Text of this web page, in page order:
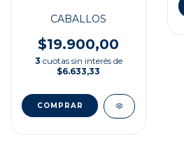
CABALLOS
$19.900,00
3 cuotas sin interés de
$6.633,33